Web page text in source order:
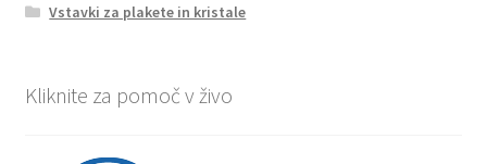
Vstavki za plakete in kristale
Kliknite za pomoč v živo